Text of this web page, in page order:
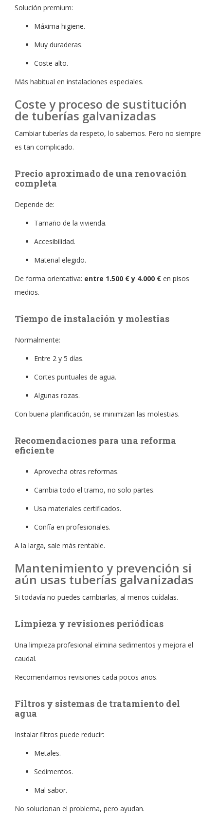
Solución premium:
Máxima higiene.
Muy duraderas.
Coste alto.
Más habitual en instalaciones especiales.
Coste y proceso de sustitución
de tuberías galvanizadas
Cambiar tuberías da respeto, lo sabemos. Pero no siempre
es tan complicado.
Precio aproximado de una renovación
completa
Depende de:
Tamaño de la vivienda.
Accesibilidad.
Material elegido.
De forma orientativa: entre 1.500 € y 4.000 € en pisos
medios.
Tiempo de instalación y molestias
Normalmente:
Entre 2 y 5 días.
Cortes puntuales de agua.
Algunas rozas.
Con buena planificación, se minimizan las molestias.
Recomendaciones para una reforma
eficiente
Aprovecha otras reformas.
Cambia todo el tramo, no solo partes.
Usa materiales certificados.
Confía en profesionales.
A la larga, sale más rentable.
Mantenimiento y prevención si
aún usas tuberías galvanizadas
Si todavía no puedes cambiarlas, al menos cuídalas.
Limpieza y revisiones periódicas
Una limpieza profesional elimina sedimentos y mejora el
caudal.
Recomendamos revisiones cada pocos años.
Filtros y sistemas de tratamiento del
agua
Instalar filtros puede reducir:
Metales.
Sedimentos.
Mal sabor.
No solucionan el problema, pero ayudan.